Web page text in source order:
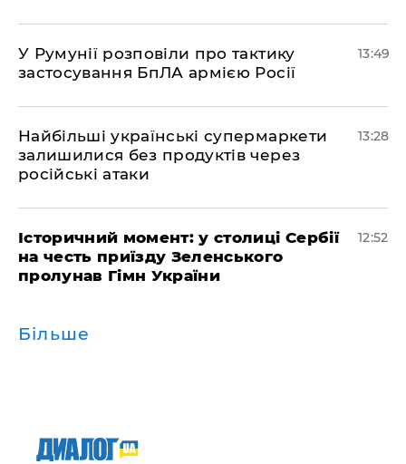
У Румунії розповіли про тактику
застосування БпЛА армією Росії
13:49
Найбільші українські супермаркети
залишилися без продуктів через
російські атаки
13:28
Історичний момент: у столиці Сербії
на честь приїзду Зеленського
пролунав Гімн України
12:52
Більше